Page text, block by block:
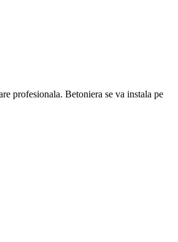
profesionala. Betoniera se va instala pe